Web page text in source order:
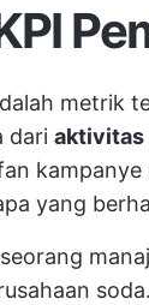
metrik
dari aktivitas
kampanye
yang